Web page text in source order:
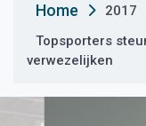
Home 2017
Topsporters
verwezelijken